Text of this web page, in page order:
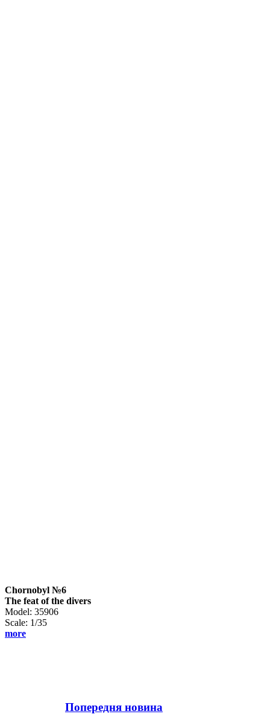
Chornobyl №6
The feat of the divers
Model: 35906
Scale: 1/35
more
Попередня новина